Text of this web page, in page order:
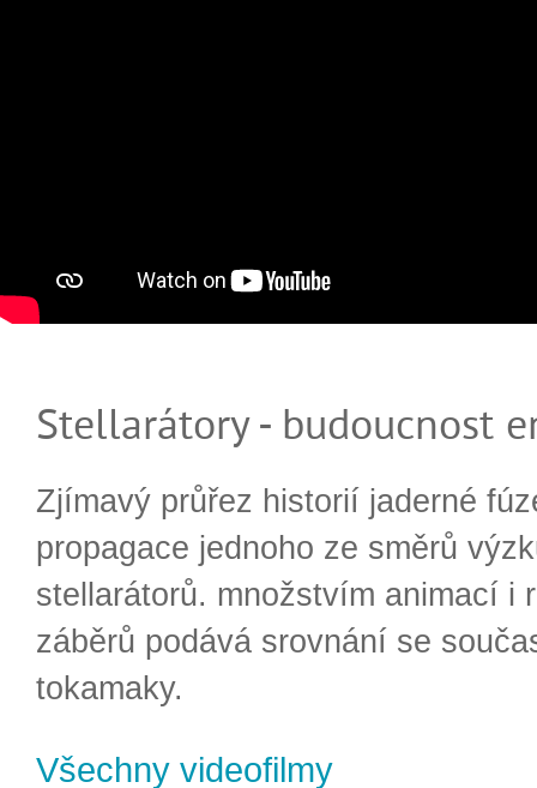
Stellarátory - budoucnost
Zjímavý průřez historií jaderné
propagace jednoho ze směrů
stellarátorů. množstvím animací i
záběrů podává srovnání se
tokamaky.
Všechny videofilmy